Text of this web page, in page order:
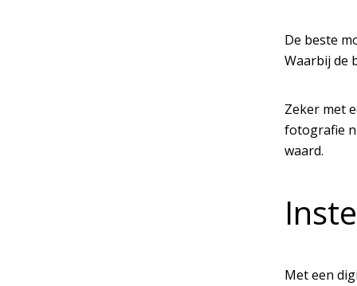
De beste
Waarbij de
Zeker met
fotografie
waard.
Met een